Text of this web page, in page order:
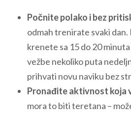
Počnite polako i bez
odmah trenirate svaki dan.
krenete sa 15 do 20
vežbe nekoliko puta
prihvati novu naviku bez
Pronađite aktivnost koja
mora to biti teretana –